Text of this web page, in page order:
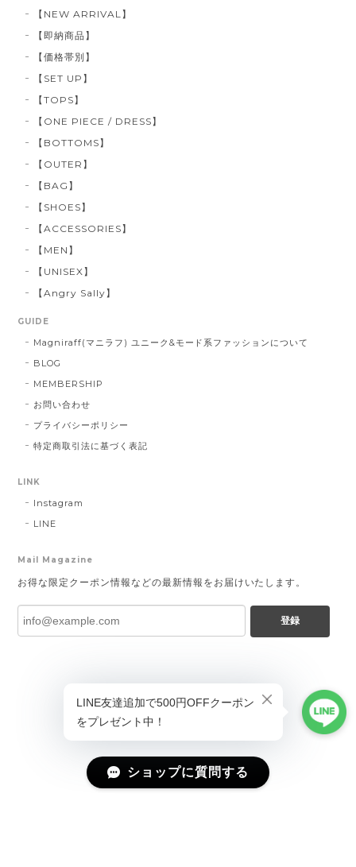
【NEW ARRIVAL】
【即納商品】
【価格帯別】
【SET UP】
【TOPS】
【ONE PIECE / DRESS】
【BOTTOMS】
【OUTER】
【BAG】
【SHOES】
【ACCESSORIES】
【MEN】
【UNISEX】
【Angry Sally】
GUIDE
Magniraff(マニラフ) ユニーク&モード系ファッションについて
BLOG
MEMBERSHIP
お問い合わせ
プライバシーポリシー
特定商取引法に基づく表記
LINK
Instagram
LINE
Mail Magazine
お得な限定クーポン情報などの最新情報をお届けいたします。
登録
ショップに質問する